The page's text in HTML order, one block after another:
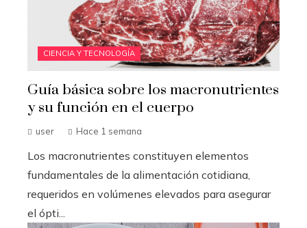
CIENCIA Y TECNOLOGÍA
Guía básica sobre los macronutrientes
y su función en el cuerpo
user Hace 1 semana
Los macronutrientes constituyen elementos
fundamentales de la alimentación cotidiana,
requeridos en volúmenes elevados para asegurar
el ópti...